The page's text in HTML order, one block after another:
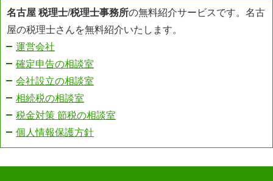
名古屋 税理士/税理士事務所の無料紹介サービスです。名古
屋の税理士さんを無料紹介いたします。
運営会社
確定申告の相談室
会社設立の相談室
相続税の相談室
税金対策 節税の相談室
個人情報保護方針